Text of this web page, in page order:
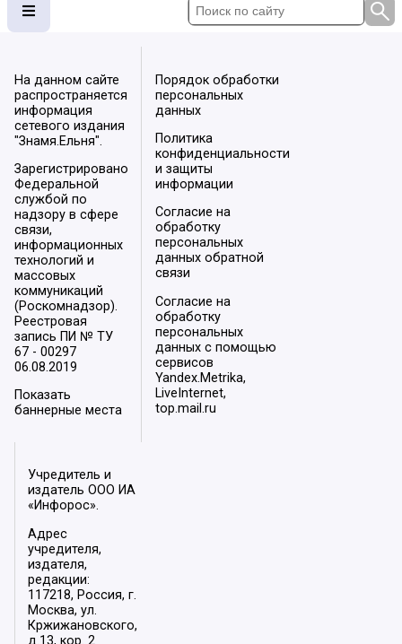
На данном сайте
распространяется
информация
сетевого издания
"Знамя.Ельня".
Зарегистрировано
Федеральной
службой по
надзору в сфере
связи,
информационных
технологий и
массовых
коммуникаций
(Роскомнадзор).
Реестровая
запись ПИ № ТУ
67 - 00297
06.08.2019
Показать
баннерные места
Порядок обработки
персональных
данных
Политика
конфиденциальности
и защиты
информации
Согласие на
обработку
персональных
данных обратной
связи
Согласие на
обработку
персональных
данных с помощью
сервисов
Yandex.Metrika,
LiveInternet,
top.mail.ru
Учредитель и
издатель ООО ИА
«Инфорос».
Адрес
учредителя,
издателя,
редакции:
117218, Россия, г.
Москва, ул.
Кржижановского,
д.13, кор. 2